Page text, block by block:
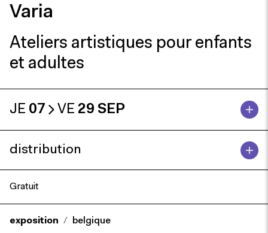
Varia
Ateliers artistiques pour enfants
et adultes
JE 07 VE 29 SEP
distribution
Gratuit
exposition belgique